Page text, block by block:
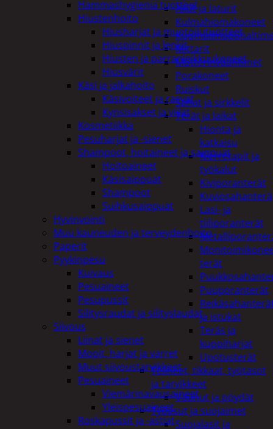
Akut ja laturit
Kulmahiomakoneet
Mittarit
Mutterinvääntimet
Porakoneet
Ruiskut
Sahat ja sirkkelit
Terät ja laikat
Hionta ja
katkaisu
Kierretapit ja
työkalut
Kiviporanterät
Kuviosahanterä
Lasi- ja
tiiliporanterät
terät
Puuporanterät
ja istukat
Teräs ja
kuppiharjat
Upotusterät
Telineet, tikkaat, työtasot
ja tarvikkeet
Vaunut ja pöydät
Työasut ja suojaimet
Suojalasit ja
Hammashygienia tuotteet
Hiustenhoito
Hiusharjat ja muotoilutuotteet
Hiuspinnit ja lenkit
Hiusten ja parranleikkuukoneet
Hiusvärit
Käsi ja jalkahoito
Käsivoiteet ja rasvat
Kynsisakset ja viilat
Kosmetiikka
Pesuharjat ja -sienet
Shampoot, hoitaineet ja saippuat
Hoitoaineet
Käsisaippuat
Shampoot
Suihkusaippuat
Hyvinvointi
Muu kauneuden ja terveydenhoito
Paperit
Pyykinpesu
Kuivaus
Pesuaineet
Pesupussit
Silitysraudat ja silityslaudat
Siivous
Liinat ja sienet
Mopit, harjat ja varret
Muut siivoustarvikkeet
Pesuaineet
Viemärinavausaineet
Yleispesuaineet
Roskapussit ja -astiat